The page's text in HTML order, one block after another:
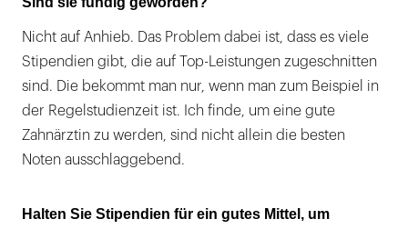
Nicht auf Anhieb. Das Problem dabei ist, dass es viele
Stipendien gibt, die auf Top-Leistungen zugeschnitten
sind. Die bekommt man nur, wenn man zum Beispiel in
der Regelstudienzeit ist. Ich finde, um eine gute
Zahnärztin zu werden, sind nicht allein die besten
Noten ausschlaggebend.
Halten Sie Stipendien für ein gutes Mittel, um